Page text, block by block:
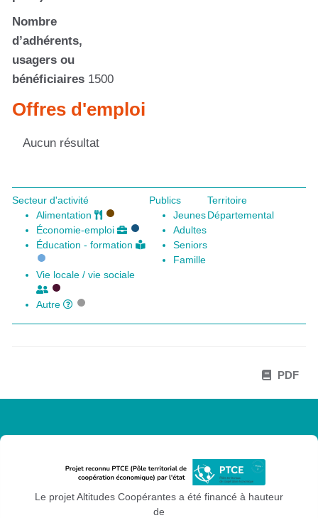
Nombre
d’adhérents,
usagers ou
bénéficiaires 1500
Offres d'emploi
Aucun résultat
Secteur d'activité
Alimentation
Économie-emploi
Éducation - formation
Vie locale / vie sociale
Autre
Publics
Jeunes
Adultes
Seniors
Famille
Territoire
Départemental
PDF
Le projet Altitudes Coopérantes a été financé à hauteur
de